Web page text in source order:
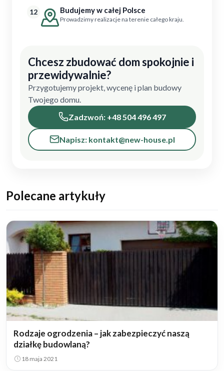
12 Budujemy w całej Polsce
Prowadzimy realizacje na terenie całego kraju.
Chcesz zbudować dom spokojnie i
przewidywalnie?
Przygotujemy projekt, wycenę i plan budowy
Twojego domu.
Zadzwoń: +48 504 496 497
Napisz: kontakt@new-house.pl
Polecane artykuły
Rodzaje ogrodzenia – jak zabezpieczyć naszą
działkę budowlaną?
18 maja 2021